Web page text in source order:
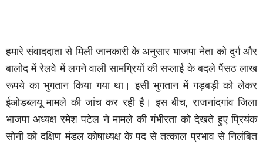
हमारे संवाददाता से मिली जानकारी के अनुसार भाजपा नेता को दुर्ग और
बालोद में रेलवे में लगने वाली सामग्रियों की सप्लाई के बदले पैंसठ लाख
रूपये का भुगतान किया गया था। इसी भुगतान में गड़बड़ी को लेकर
ईओडब्लयू मामले की जांच कर रही है। इस बीच,राजनांदगांव जिला
भाजपा अध्यक्ष रमेश पटेल ने मामले की गंभीरता को देखते हुए प्रियंक
सोनी को दक्षिण मंडल कोषाध्यक्ष के पद से तत्काल प्रभाव से निलंबित